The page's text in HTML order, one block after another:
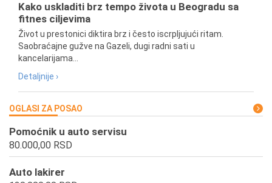
Kako uskladiti brz tempo života u Beogradu sa
fitnes ciljevima
Život u prestonici diktira brz i često iscrpljujući ritam.
Saobraćajne gužve na Gazeli, dugi radni sati u
kancelarijama...
Detaljnije ›
OGLASI ZA POSAO
Pomoćnik u auto servisu
80.000,00 RSD
Auto lakirer